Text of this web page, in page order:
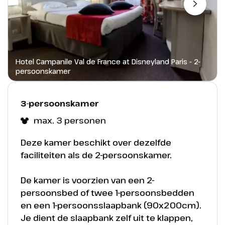
Hotel Campanile Val de France at Disneyland Paris - 2-
persoonskamer
3-persoonskamer
max. 3 personen
Deze kamer beschikt over dezelfde
faciliteiten als de 2-persoonskamer.
De kamer is voorzien van een 2-
persoonsbed of twee 1-persoonsbedden
en een 1-persoonsslaapbank (90x200cm).
Je dient de slaapbank zelf uit te klappen,
Kasteel van Doornroosje zich uitstrekken
naar de hemel.
Disneyland Park - Main Street, U.S.A.
Disneyland Paris - Mickey Mouse